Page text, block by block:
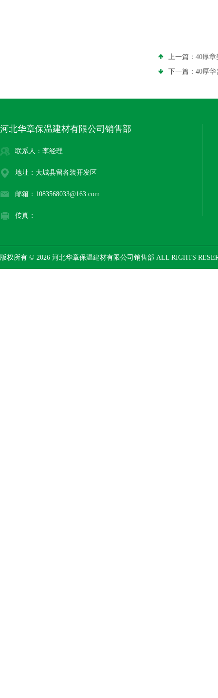
上一篇： 40厚章
下一篇： 40厚华
河北华章保温建材有限公司销售部
联系人：李经理
地址：大城县留各装开发区
邮箱：1083568033@163.com
传真：
版权所有 © 2026 河北华章保温建材有限公司销售部 ALL RIGHTS